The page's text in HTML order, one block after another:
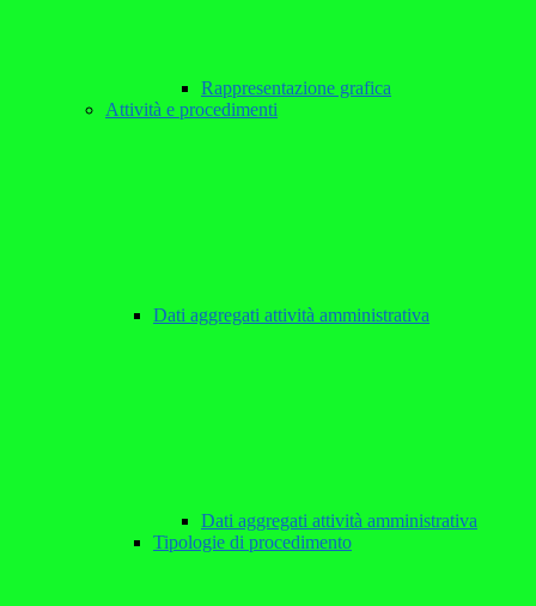
Rappresentazione grafica
Attività e procedimenti
Dati aggregati attività amministrativa
Dati aggregati attività amministrativa
Tipologie di procedimento